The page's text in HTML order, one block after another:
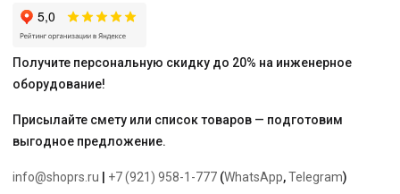
армированная
фольгой
центре,
отрезками
метра
Получите персональную скидку до 20% на инженерное
оборудование!
Присылайте смету или список товаров — подготовим
выгодное предложение.
info@shoprs.ru +7 (921) 958-1-777 (WhatsApp,Telegram)